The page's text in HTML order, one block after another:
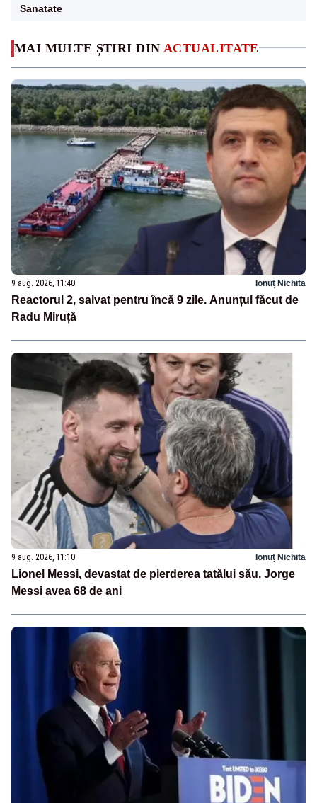
MAI MULTE ȘTIRI DIN ACTUALITATE
9 aug. 2026, 11:40 Ionuț Nichita
Reactorul 2, salvat pentru încă 9 zile. Anunțul făcut de
Radu Miruță
9 aug. 2026, 11:10 Ionuț Nichita
Lionel Messi, devastat de pierderea tatălui său. Jorge
Messi avea 68 de ani
Sanatate